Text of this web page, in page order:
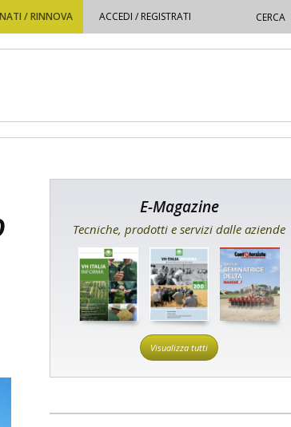
/ RINNOVA ACCEDI / REGISTRATI
E-Magazine
Tecniche, prodotti e servizi dalle aziende
Visualizza tutti